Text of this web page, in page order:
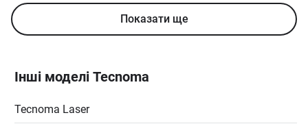
Показати ще
Інші моделі Tecnoma
Tecnoma Laser